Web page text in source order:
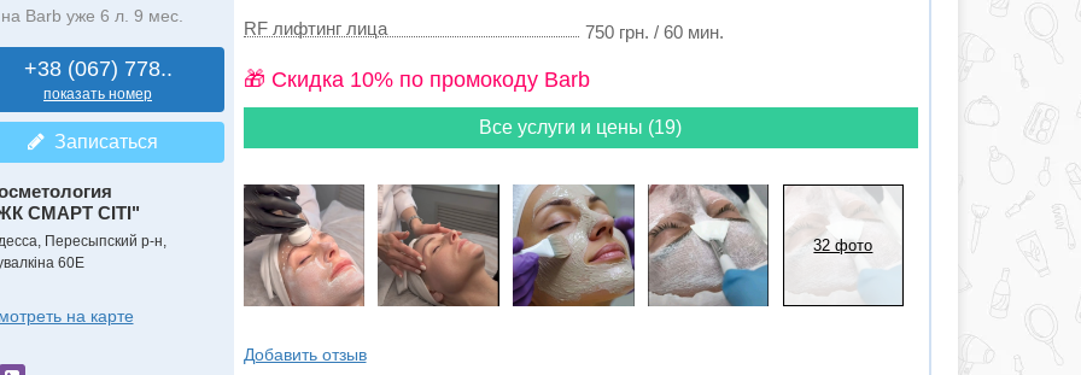
на Barb уже 6 л. 9 мес.
+38 (067) 778..
показать номер
Записаться
СМАРТ СІТІ"
Пересыпский р-н,
60Е
на карте
RF лифтинг лица 750 грн. / 60 мин.
🎁 Cкидка 10% по промокоду Barb
Все услуги и цены (19)
32 фото
Добавить отзыв